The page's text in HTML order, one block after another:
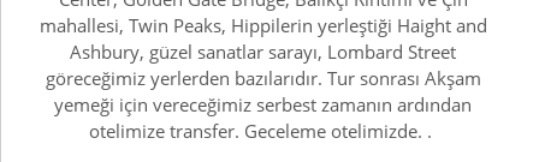
mahallesi, Twin Peaks, Hippilerin yerleştiği Haight and
Ashbury, güzel sanatlar sarayı, Lombard Street
göreceğimiz yerlerden bazılarıdır. Tur sonrası Akşam
yemeği için vereceğimiz serbest zamanın ardından
otelimize transfer. Geceleme otelimizde. .